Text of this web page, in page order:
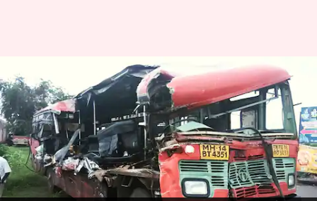
महाराष्ट्र: नासिक में मुंबई-आगरा
राजमार्ग पर बस और ट्रक की टक्कर,
10 की मौत
लेखन गजेंद्र Apr 30, 2024 05:29 pm
क्या है खबर?